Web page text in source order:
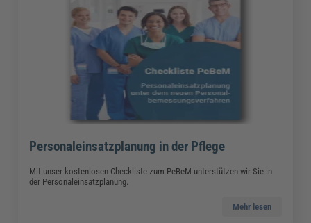
Personaleinsatzplanung in der Pflege
Mit unser kostenlosen Checkliste zum PeBeM unterstützen wir Sie in
der Personaleinsatzplanung.
Mehr lesen